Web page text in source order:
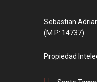
Sebastian
(M.P: 14737)
Propiedad